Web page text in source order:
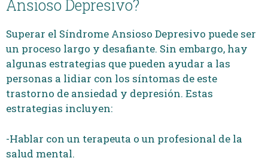
Ansioso Depresivo?
Superar el Síndrome Ansioso Depresivo puede ser
un proceso largo y desafiante. Sin embargo, hay
algunas estrategias que pueden ayudar a las
personas a lidiar con los síntomas de este
trastorno de ansiedad y depresión. Estas
estrategias incluyen:
-Hablar con un terapeuta o un profesional de la
salud mental.